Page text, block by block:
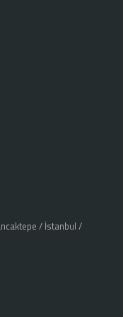
/ İstanbul /